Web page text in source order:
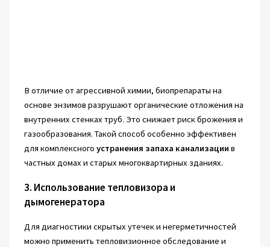
В отличие от агрессивной химии, биопрепараты на
основе энзимов разрушают органические отложения на
внутренних стенках труб. Это снижает риск брожения и
газообразования. Такой способ особенно эффективен
для комплексного устранения запаха канализации в
частных домах и старых многоквартирных зданиях.
3. Использование тепловизора и
дымогенератора
Для диагностики скрытых утечек и негерметичностей
можно применить тепловизионное обследование и